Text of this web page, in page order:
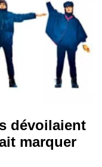
dévoilaient
marquer